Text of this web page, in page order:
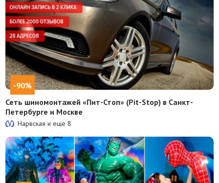
-90%
Сеть шиномонтажей «Пит-Стоп» (Pit-Stop) в Санкт-
Петербурге и Москве
Нарвская и еще8